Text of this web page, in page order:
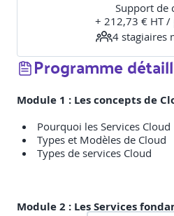
Support de
+ 212,73 € HT /
4 stagiaires
Programme
Module 1 : Les concepts de
Pourquoi les Services Cloud
Types et Modèles de Cloud
Types de services Cloud
Module 2 : Les Services